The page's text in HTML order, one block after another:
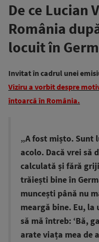
De ce Lucian
România
locuit în
Invitat în cadrul unei
Viziru a vorbit despre
întoarcă în România.
„A fost mișto. Sunt
acolo. Dacă vrei să
calculată și fără
trăiești bine în
muncești până nu
meargă bine. Eu,
să mă întreb: ‘Bă,
arate viața mea de